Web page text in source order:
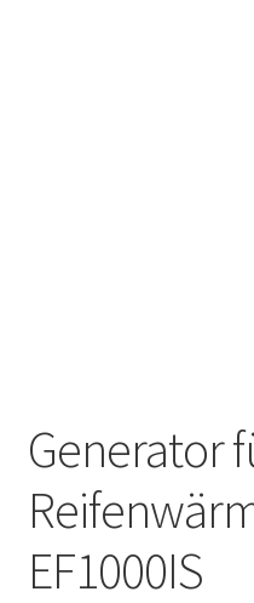
Generator
EF1000IS